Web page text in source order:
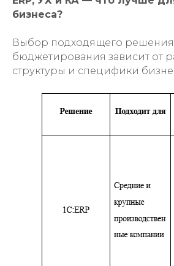
бизнеса?
Выбор подходящего решения
бюджетирования зависит от
структуры и специфики